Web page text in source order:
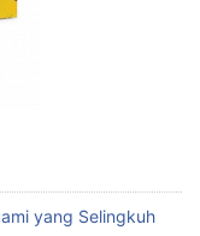
yang Selingkuh